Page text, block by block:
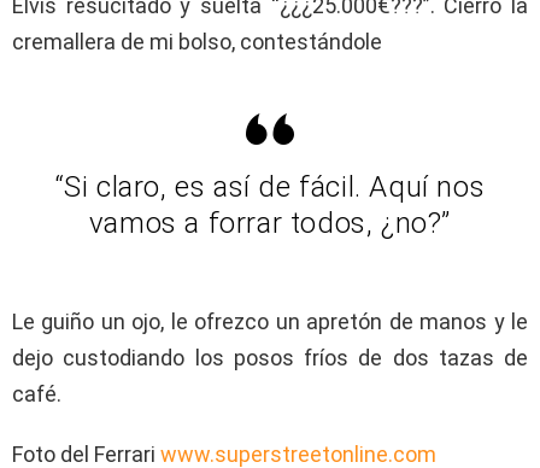
Elvis resucitado y suelta “¿¿¿25.000€???”. Cierro la
cremallera de mi bolso, contestándole
“Si claro, es así de fácil. Aquí nos
vamos a forrar todos, ¿no?”
Le guiño un ojo, le ofrezco un apretón de manos y le
dejo custodiando los posos fríos de dos tazas de
café.
Foto del Ferrari www.superstreetonline.com